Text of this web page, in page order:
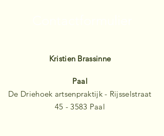
Kristien Brassinne
Paal
De Driehoek artsenpraktijk - Rijsselstraat
45 - 3583 Paal